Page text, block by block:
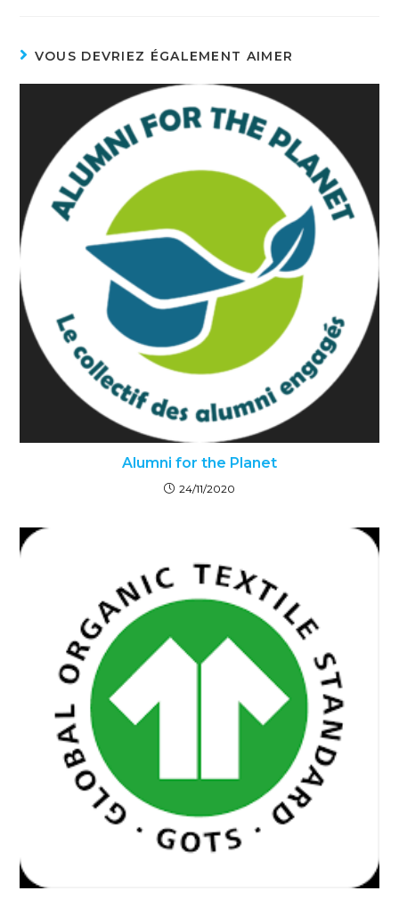
VOUS DEVRIEZ ÉGALEMENT AIMER
Alumni for the Planet
24/11/2020